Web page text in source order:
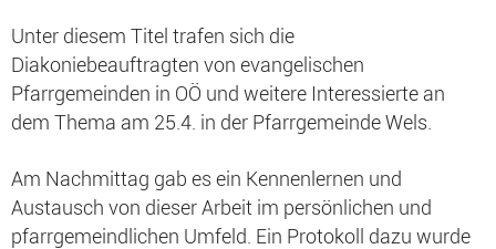
Unter diesem Titel trafen sich die
Diakoniebeauftragten von evangelischen
Pfarrgemeinden in OÖ und weitere Interessierte an
dem Thema am 25.4. in der Pfarrgemeinde Wels.
Am Nachmittag gab es ein Kennenlernen und
Austausch von dieser Arbeit im persönlichen und
pfarrgemeindlichen Umfeld. Ein Protokoll dazu wurde